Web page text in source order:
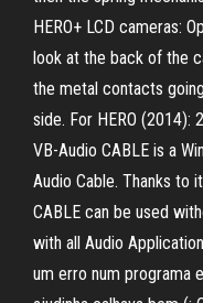
HERO+ LCD cameras:
look at the back of the
the metal contacts
side. For HERO (2014):
VB-Audio CABLE is a
Audio Cable. Thanks to
CABLE can be used
with all Audio
um erro num programa